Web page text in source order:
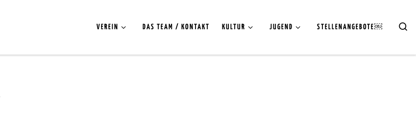
VEREIN DAS TEAM / KONTAKT KULTUR JUGEND STELLENANGEBOTE￼